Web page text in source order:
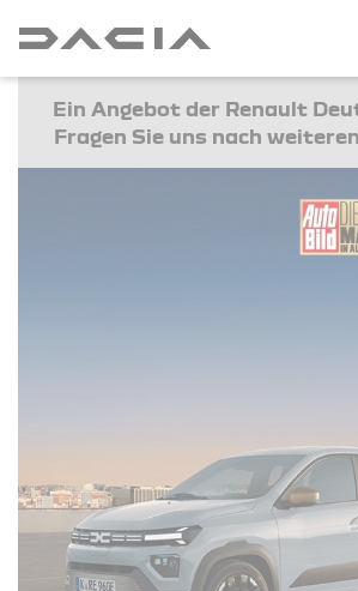
Ein Angebot der Renault
Fragen Sie uns nach